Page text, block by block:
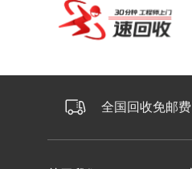
全国回收免邮费